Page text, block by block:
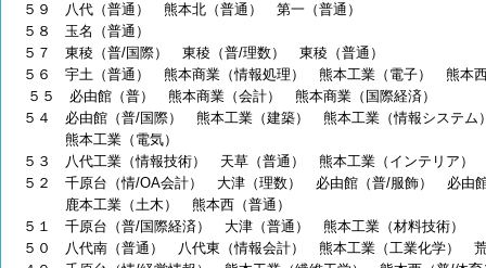
５９ 八代（普通） 熊本北（普通） 第一（普通）
５８ 玉名（普通）
５７ 東稜（普/国際） 東稜（普/理数） 東稜（普通）
５６ 宇土（普通） 熊本商業（情報処理） 熊本工業（電子） 熊本
５５ 必由館（普） 熊本商業（会計） 熊本商業（国際経済）
５４ 必由館（普/国際） 熊本工業（建築） 熊本工業（情報システム
熊本工業（電気）
５３ 八代工業（情報技術） 天草（普通） 熊本工業（インテリア）
５２ 千原台（情/OA会計） 大津（理数） 必由館（普/服飾） 必由
鹿本工業（土木） 熊本西（普通）
５１ 千原台（普/国際経済） 大津（普通） 熊本工業（材料技術）
５０ 八代南（普通） 八代東（情報会計） 熊本工業（工業化学）